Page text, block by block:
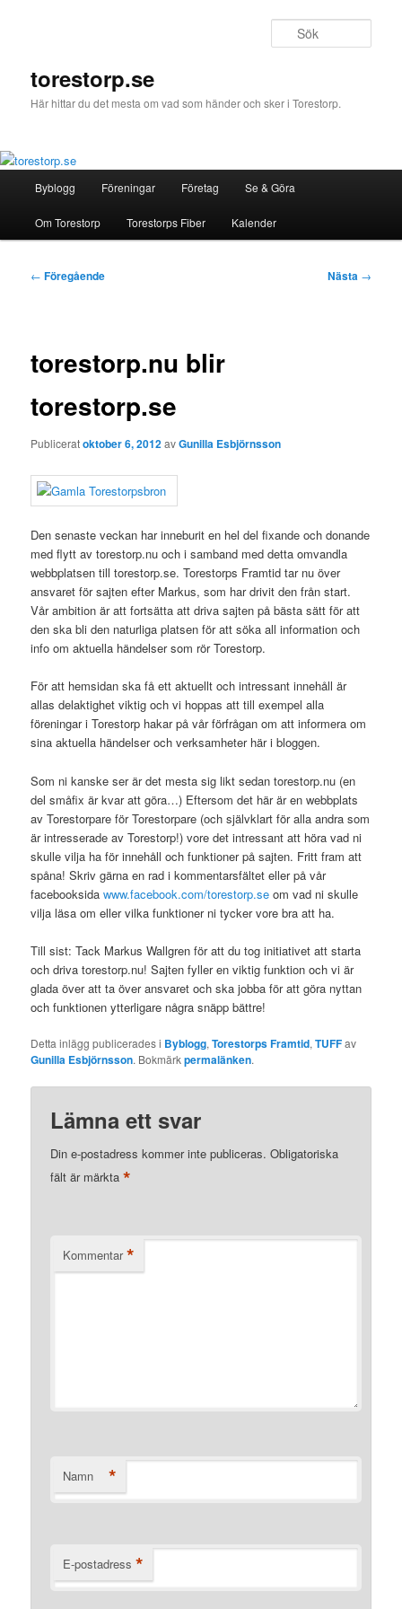
torestorp.se
Här hittar du det mesta om vad som händer och sker i Torestorp.
Byblogg Föreningar Företag Se & Göra
Om Torestorp Torestorps Fiber Kalender
Inläggsnavigering
← Föregående Nästa →
torestorp.nu blir
torestorp.se
Publiceratoktober 6, 2012avGunilla Esbjörnsson
Den senaste veckan har inneburit en hel del fixande och donande
med flytt av torestorp.nu och i samband med detta omvandla
webbplatsen till torestorp.se. Torestorps Framtid tar nu över
ansvaret för sajten efter Markus, som har drivit den från start.
Vår ambition är att fortsätta att driva sajten på bästa sätt för att
den ska bli den naturliga platsen för att söka all information och
info om aktuella händelser som rör Torestorp.
För att hemsidan ska få ett aktuellt och intressant innehåll är
allas delaktighet viktig och vi hoppas att till exempel alla
föreningar i Torestorp hakar på vår förfrågan om att informera om
sina aktuella händelser och verksamheter här i bloggen.
Som ni kanske ser är det mesta sig likt sedan torestorp.nu (en
del småfix är kvar att göra…) Eftersom det här är en webbplats
av Torestorpare för Torestorpare (och självklart för alla andra som
är intresserade av Torestorp!) vore det intressant att höra vad ni
skulle vilja ha för innehåll och funktioner på sajten. Fritt fram att
spåna! Skriv gärna en rad i kommentarsfältet eller på vår
facebooksidawww.facebook.com/torestorp.se om vad ni skulle
vilja läsa om eller vilka funktioner ni tycker vore bra att ha.
Till sist: Tack Markus Wallgren för att du tog initiativet att starta
och driva torestorp.nu! Sajten fyller en viktig funktion och vi är
glada över att ta över ansvaret och ska jobba för att göra nyttan
och funktionen ytterligare några snäpp bättre!
Detta inlägg publicerades i Byblogg,Torestorps Framtid,TUFFav
Gunilla Esbjörnsson. Bokmärkpermalänken.
Lämna ett svar
Din e-postadress kommer inte publiceras. Obligatoriska
fält är märkta*
Kommentar *
Namn *
E-postadress *